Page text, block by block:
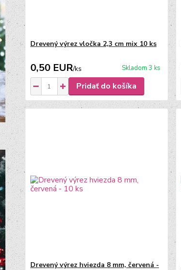
Drevený výrez vločka 2,3 cm mix 10 ks
0,50 EUR/ks Skladom 3 ks
Pridať do košíka
Drevený výrez hviezda 8 mm, červená -